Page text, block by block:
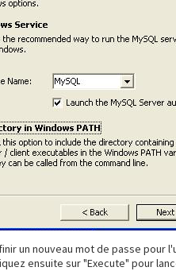
un nouveau mot de passe pour
ensuite sur "Execute" pour